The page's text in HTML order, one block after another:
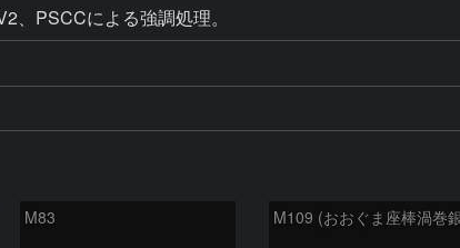
、PSCCによる強調処理。
M83